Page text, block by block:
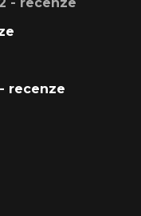
recenze